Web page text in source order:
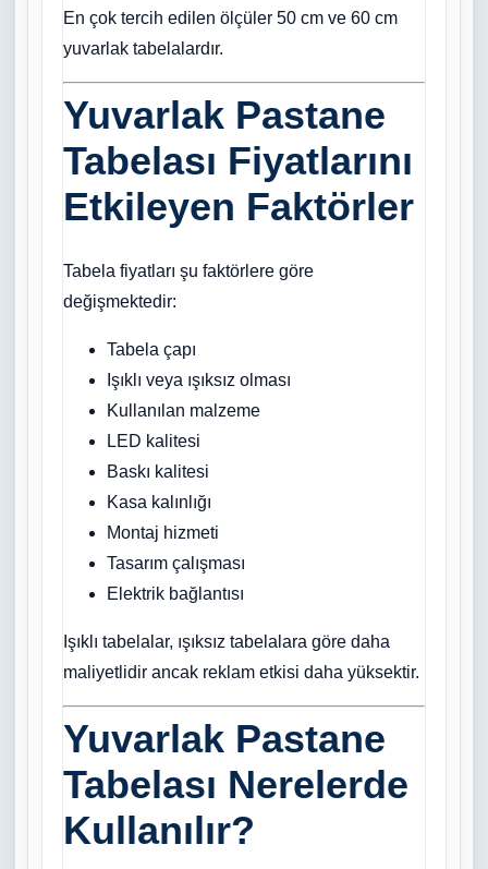
En çok tercih edilen ölçüler 50 cm ve 60 cm
yuvarlak tabelalardır.
Yuvarlak Pastane
Tabelası Fiyatlarını
Etkileyen Faktörler
Tabela fiyatları şu faktörlere göre
değişmektedir:
Tabela çapı
Işıklı veya ışıksız olması
Kullanılan malzeme
LED kalitesi
Baskı kalitesi
Kasa kalınlığı
Montaj hizmeti
Tasarım çalışması
Elektrik bağlantısı
Işıklı tabelalar, ışıksız tabelalara göre daha
maliyetlidir ancak reklam etkisi daha yüksektir.
Yuvarlak Pastane
Tabelası Nerelerde
Kullanılır?